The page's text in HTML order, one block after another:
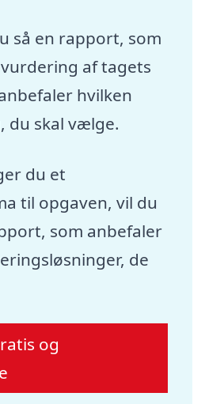
så en rapport, som
af tagets
hvilken
du skal vælge.
du et
til opgaven, vil du
som anbefaler
de
og